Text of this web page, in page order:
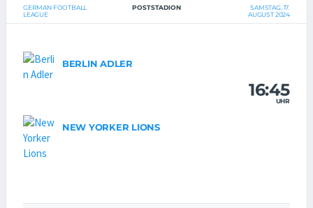
GERMAN FOOTBALL
LEAGUE
POSTSTADION
SAMSTAG, 17.
AUGUST 2024
BERLIN ADLER
16:45
UHR
NEW YORKER LIONS